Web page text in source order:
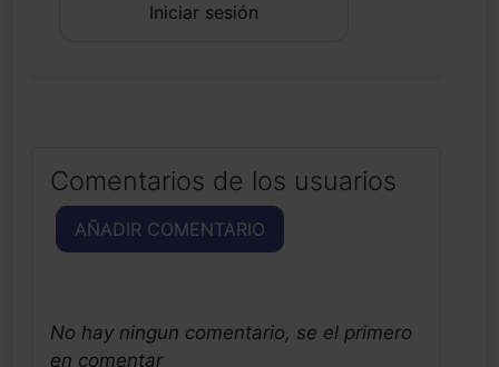
Iniciar sesión
Comentarios de los usuarios
AÑADIR COMENTARIO
No hay ningun comentario, se el primero
en comentar